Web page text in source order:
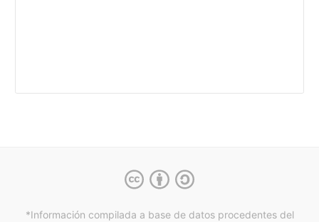
*Información compilada a base de datos procedentes del